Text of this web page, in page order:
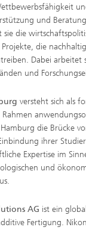
und
sie die
die
Dabei arbeitet
und
versteht sich als
Rahmen
die Brücke
ihrer
Expertise im
und
AG ist ein
Fertigung.